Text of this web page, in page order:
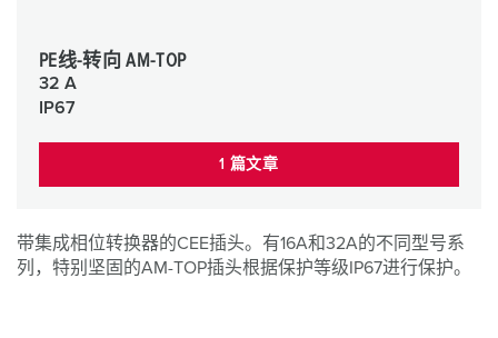
PE线-转向 AM-TOP
32 A
IP67
1 篇文章
带集成相位转换器的CEE插头。有16A和32A的不同型号系
列，特别坚固的AM-TOP插头根据保护等级IP67进行保护。